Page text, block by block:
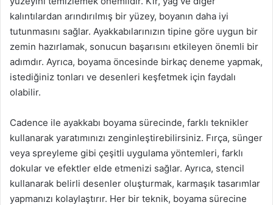
kalıntılardan arındırılmış bir yüzey, boyanın daha iyi
tutunmasını sağlar. Ayakkabılarınızın tipine göre uygun bir
zemin hazırlamak, sonucun başarısını etkileyen önemli bir
adımdır. Ayrıca, boyama öncesinde birkaç deneme yapmak,
istediğiniz tonları ve desenleri keşfetmek için faydalı
olabilir.
Cadence ile ayakkabı boyama sürecinde, farklı teknikler
kullanarak yaratımınızı zenginleştirebilirsiniz. Fırça, sünger
veya spreyleme gibi çeşitli uygulama yöntemleri, farklı
dokular ve efektler elde etmenizi sağlar. Ayrıca, stencil
kullanarak belirli desenler oluşturmak, karmaşık tasarımlar
yapmanızı kolaylaştırır. Her bir teknik, boyama sürecine